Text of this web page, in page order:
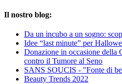
Il nostro blog:
Da un incubo a un sogno:
Idee “last minute” per
Donazione in occasione della
contro il Tumore al Seno
SANS SOUCIS - "Fonte di
Beauty Trends 2022